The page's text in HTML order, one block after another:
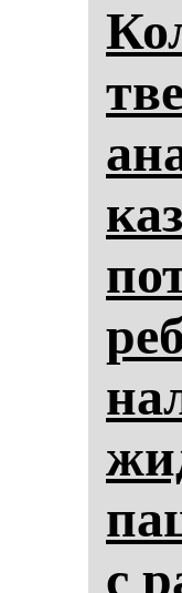
с